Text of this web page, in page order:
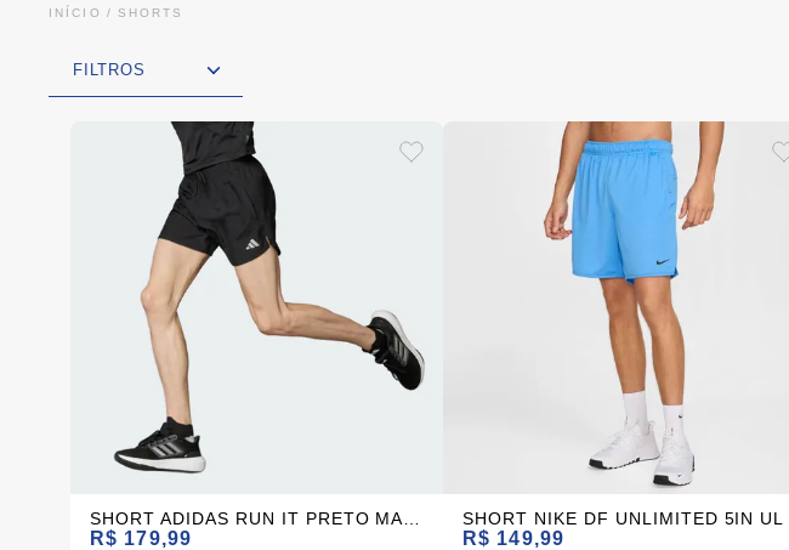
INÍCIO SHORTS
FILTROS
R$ 179,99
SHORT NIKE DF UNLIMITED 5IN UL
R$ 149,99